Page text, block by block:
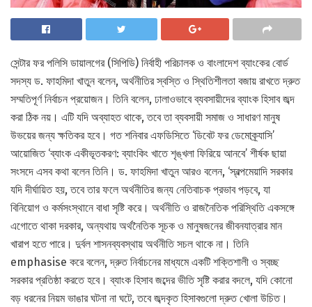
সেন্টার ফর পলিসি ডায়ালগের (সিপিডি) নির্বাহী পরিচালক ও বাংলাদেশ ব্যাংকের বোর্ড
সদস্য ড. ফাহমিদা খাতুন বলেন, অর্থনীতির স্বস্তি ও স্থিতিশীলতা বজায় রাখতে দ্রুত
সম্মতিপূর্ণ নির্বাচন প্রয়োজন। তিনি বলেন, ঢালাওভাবে ব্যবসায়ীদের ব্যাংক হিসাব জব্দ
করা ঠিক নয়। এটি যদি অব্যাহত থাকে, তবে তা ব্যবসায়ী সমাজ ও সাধারণ মানুষ
উভয়ের জন্য ক্ষতিকর হবে। গত শনিবার এফডিসিতে ‘ডিবেট ফর ডেমোক্র্যাসি’
আয়োজিত ‘ব্যাংক একীভূতকরণ: ব্যাংকিং খাতে শৃঙ্খলা ফিরিয়ে আনবে’ শীর্ষক ছায়া
সংসদে এসব কথা বলেন তিনি। ড. ফাহমিদা খাতুন আরও বলেন, ‘স্বল্পমেয়াদি সরকার
যদি দীর্ঘায়িত হয়, তবে তার ফলে অর্থনীতির জন্য নেতিবাচক প্রভাব পড়বে, যা
বিনিয়োগ ও কর্মসংস্থানে বাধা সৃষ্টি করে। অর্থনীতি ও রাজনৈতিক পরিস্থিতি একসঙ্গে
এগোতে থাকা দরকার, অন্যথায় অর্থনৈতিক সূচক ও মানুষজনের জীবনযাত্রার মান
খারাপ হতে পারে। দুর্বল শাসনব্যবস্থায় অর্থনীতি সচল থাকে না। তিনি
emphasise করে বলেন, দ্রুত নির্বাচনের মাধ্যমে একটি শক্তিশালী ও স্বচ্ছ
সরকার প্রতিষ্ঠা করতে হবে। ব্যাংক হিসাব জব্দের ভীতি সৃষ্টি করার বদলে, যদি কোনো
বড় ধরনের নিয়ম ভাঙার ঘটনা না ঘটে, তবে জব্দকৃত হিসাবগুলো দ্রুত খোলা উচিত।